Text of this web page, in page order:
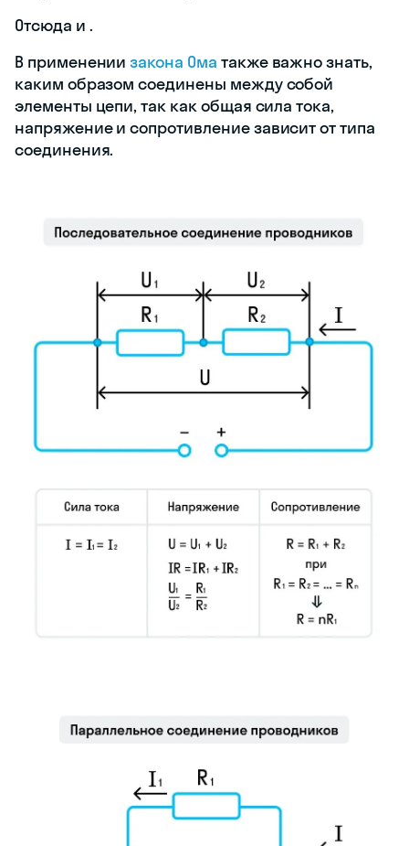
Отсюда и .
В применениизакона Ома также важно знать,
каким образом соединены между собой
элементы цепи, так как общая сила тока,
напряжение и сопротивление зависит от типа
соединения.